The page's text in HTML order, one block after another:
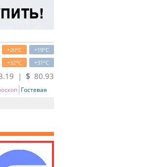
+19oC
+20oC
+31oC
+32oC
| $ 80.93
Гостевая